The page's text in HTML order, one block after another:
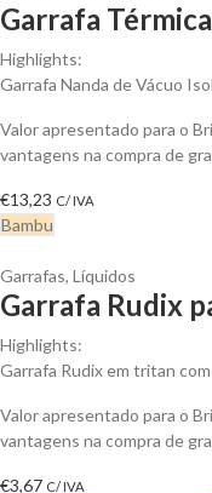
Garrafa
Highlights:
Garrafa Nanda de Vácuo
Valor apresentado para o
vantagens na compra de
€13,23 C/ IVA
Bambu
Garrafas, Líquidos
Garrafa Rudix
Highlights:
Garrafa Rudix em tritan
Valor apresentado para o
vantagens na compra de
€3,67 C/ IVA